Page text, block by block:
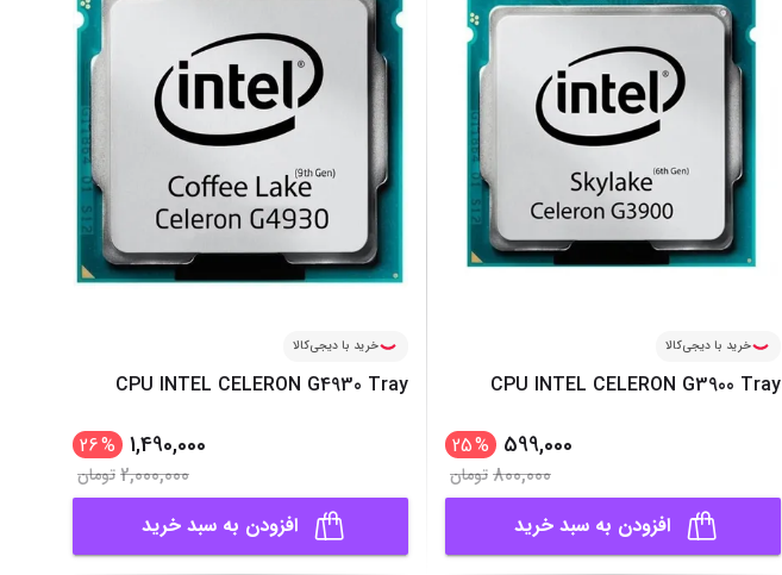
خرید با دیجی‌کالا
CPU INTEL CELERON G3900 Tray
599,000
%
25
800,000تومان
افزودن به سبد خرید
خرید با دیجی‌کالا
CPU INTEL CELERON G4930 Tray
1,490,000
%
26
2,000,000تومان
افزودن به سبد خرید